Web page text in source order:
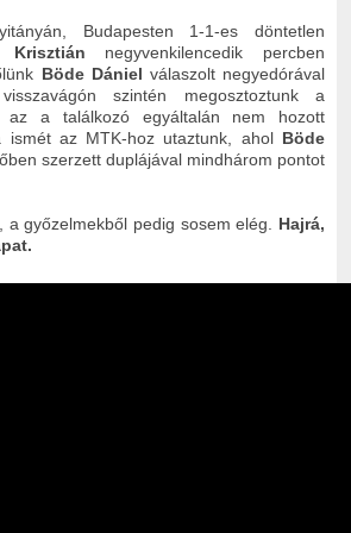
Budapesten 1-1-es döntetlen
Krisztián negyvenkilencedik percben
Böde Dániel válaszolt negyedórával
szintén megosztoztunk a
az a találkozó egyáltalán nem hozott
ismét az MTK-hoz utaztunk, ahol Böde
szerzett duplájával mindhárom pontot
a győzelmekből pedig sosem elég. Hajrá,